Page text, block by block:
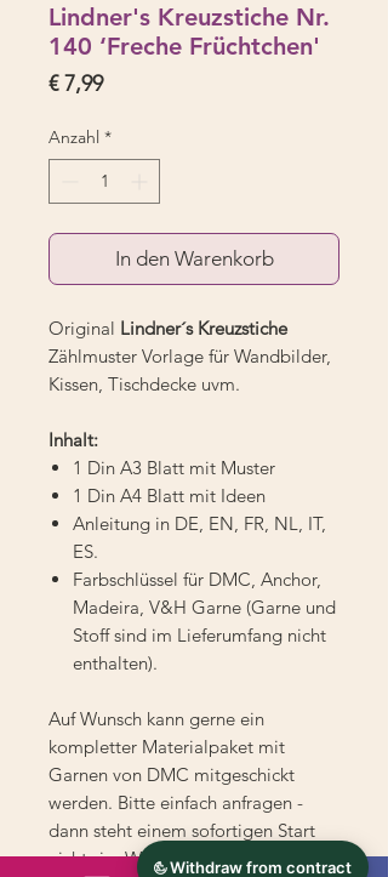
Lindner's Kreuzstiche Nr.
140 ‘Freche Früchtchen'
€ 7,99Preis
Anzahl *
In den Warenkorb
Original Lindner´s Kreuzstiche
Zählmuster Vorlage für Wandbilder,
Kissen, Tischdecke uvm.
Inhalt:
1 Din A3 Blatt mit Muster
1 Din A4 Blatt mit Ideen
Anleitung in DE, EN, FR, NL, IT,
ES.
Farbschlüssel für DMC, Anchor,
Madeira, V&H Garne (Garne und
Stoff sind im Lieferumfang nicht
enthalten).
Auf Wunsch kann gerne ein
kompletter Materialpaket mit
Garnen von DMC mitgeschickt
werden. Bitte einfach anfragen -
dann steht einem sofortigen Start
nichts im Weg.